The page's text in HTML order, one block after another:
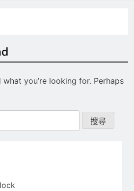
what you’re looking for. Perhaps